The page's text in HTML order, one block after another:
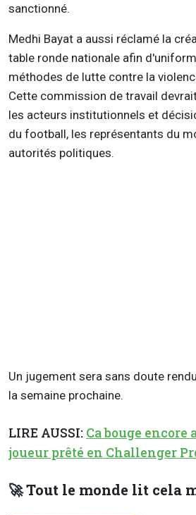
sanctionné.
Medhi Bayat a aussi réclamé la
table ronde nationale afin
méthodes de lutte contre la
Cette commission de travail
les acteurs institutionnels et
du football, les représentants du
autorités politiques.
Un jugement sera sans doute
la semaine prochaine.
LIRE AUSSI: Ca bouge encore
joueur prêté en Challenger
🚀 Tout le monde lit cela